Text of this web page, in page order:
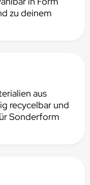
zu deinem
aus
recycelbar und
Sonderform